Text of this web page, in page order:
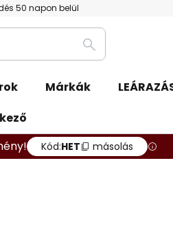
50 napon belül
Keresés
Márkák LEÁRAZÁS
Kód:HET másolás